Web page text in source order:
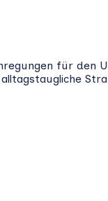
für den